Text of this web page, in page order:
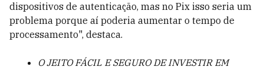
dispositivos de autenticação, mas no Pix isso seria um
problema porque aí poderia aumentar o tempo de
processamento", destaca.
O JEITO FÁCIL E SEGURO DE INVESTIR EM